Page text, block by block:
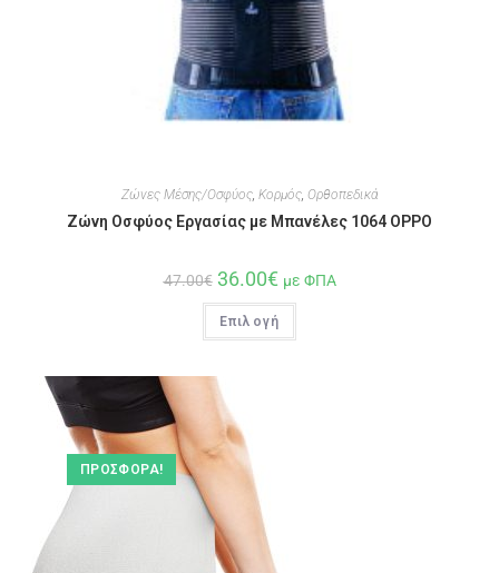
Ζώνες Μέσης/Οσφύος, Κορμός, Ορθοπεδικά
Ζώνη Oσφύος Εργασίας με Mπανέλες 1064 OPPO
47.00€ 36.00€ με ΦΠΑ
Επιλογή
ΠΡΟΣΦΟΡΆ!